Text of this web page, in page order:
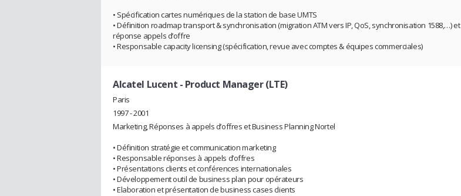
• Spécification cartes numériques de la station de base UMTS
• Définition roadmap transport & synchronisation (migration ATM vers IP, QoS, synchronisation 1588,…) et
réponse appels d’offre
• Responsable capacity licensing (spécification, revue avec comptes & équipes commerciales)
Alcatel Lucent - Product Manager (LTE)
Paris
1997 - 2001
Marketing, Réponses à appels d’offres et Business Planning Nortel
• Définition stratégie et communication marketing
• Responsable réponses à appels d’offres
• Présentations clients et conférences internationales
• Développement outil de business plan pour opérateurs
• Elaboration et présentation de business cases clients